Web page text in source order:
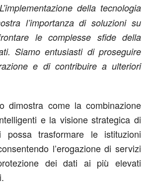
della tecnologia
l’importanza di soluzioni su
le complesse sfide della
Siamo entusiasti di proseguire
e di contribuire a ulteriori
dimostra come la combinazione
e la visione strategica di
possa trasformare le istituzioni
l’erogazione di servizi
dei dati ai più elevati